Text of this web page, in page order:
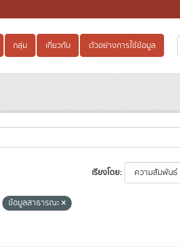
กลุ่ม เกี่ยวกับ ตัวอย่างการใช้ข้อมูล
เรียงโดย
ข้อมูลสาธารณะ